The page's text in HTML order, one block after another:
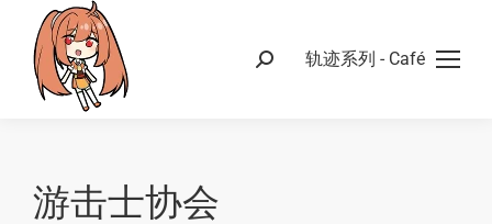
轨迹系列 - Café
游击士协会